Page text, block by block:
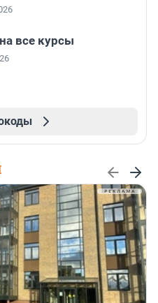
все курсы